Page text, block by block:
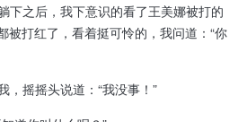
下之后，我下意识的看了王美娜被打的
被打红了，看着挺可怜的，我问道：“你
，摇摇头说道：“我没事！”